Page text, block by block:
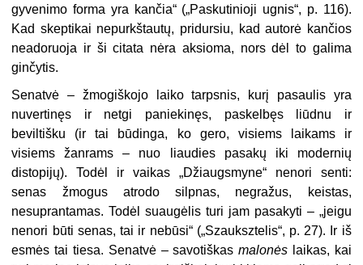
gyvenimo forma yra kančia“ („Paskutinioji ugnis“, p. 116).
Kad skeptikai nepurkštautų, pridursiu, kad autorė kančios
neadoruoja ir ši citata nėra aksioma, nors dėl to galima
ginčytis.
Senatvė – žmogiškojo laiko tarpsnis, kurį pasaulis yra
nuvertinęs ir netgi paniekinęs, paskelbęs liūdnu ir
beviltišku (ir tai būdinga, ko gero, visiems laikams ir
visiems žanrams – nuo liaudies pasakų iki modernių
distopijų). Todėl ir vaikas „Džiaugsmyne“ nenori senti:
senas žmogus atrodo silpnas, negražus, keistas,
nesuprantamas. Todėl suaugėlis turi jam pasakyti – „jeigu
nenori būti senas, tai ir nebūsi“ („Szauksztelis“, p. 27). Ir iš
esmės tai tiesa. Senatvė – savotiškasmalonės laikas, kai